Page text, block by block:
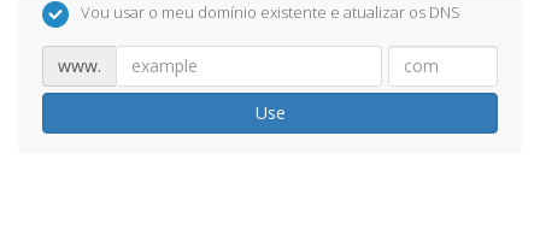
Vou usar o meu domínio existente e atualizar os DNS
www.
Use